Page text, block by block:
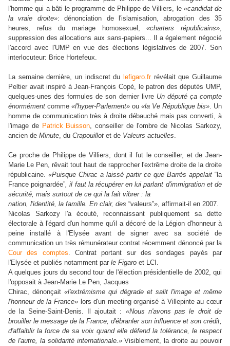
l'homme qui a bâti le programme de Philippe de Villiers, le «candidat de
la vraie droite»: dénonciation de l'islamisation, abrogation des 35
heures, refus du mariage homosexuel,«charters républicains»,
suppression des allocations aux sans-papiers... Il a également négocié
l'accord avec l'UMP en vue des élections législatives de 2007. Son
interlocuteur: Brice Hortefeux.
La semaine dernière, un indiscret du lefigaro.frrévélait que Guillaume
Peltier avait inspiré à Jean-François Copé, le patron des députés UMP,
quelques-unes des formules de son dernier livre Un député ça compte
énormément comme «l'hyper-Parlement» ou «la Ve République bis». Un
homme de communication très à droite débauché mais pas converti, à
l'image de Patrick Buisson, conseiller de l'ombre de Nicolas Sarkozy,
ancien de Minute, du Crapouillot et de Valeurs actuelles.
Ce proche de Philippe de Villiers, dont il fut le conseiller, et de Jean-
Marie Le Pen, rêvait tout haut de rapprocher l'extrême droite de la droite
républicaine. «Puisque Chirac a laissé partir ce que Barrès appelait “la
France poignardée”, il faut la récupérer en lui parlant d'immigration et de
sécurité, mais surtout de ce qui la fait vibrer : la
nation, l'identité, la famille. En clair, des “valeurs”», affirmait-il en 2007.
Nicolas Sarkozy l'a écouté, reconnaissant publiquement sa dette
électorale à l'égard d'un homme qu'il a décoré de la Légion d'honneur à
peine installé à l'Elysée avant de signer avec sa société de
communication un très rémunérateur contrat récemment dénoncé par la
Cour des comptes. Contrat portant sur des sondages payés par
l'Elysée et publiés notamment par le Figaro et LCI.
A quelques jours du second tour de l'élection présidentielle de 2002, qui
l'opposait à Jean-Marie Le Pen, Jacques
Chirac, dénonçait «l'extrémisme qui dégrade et salit l'image et même
l'honneur de la France»lors d'un meeting organisé à Villepinte au cœur
de la Seine-Saint-Denis. Il ajoutait : «Nous n'avons pas le droit de
brouiller le message de la France, d'ébranler son influence et son crédit,
d'affaiblir la force de sa voix quand elle défend la tolérance, le respect
de l'autre, la solidarité internationale.»Visiblement, la droite au pouvoir